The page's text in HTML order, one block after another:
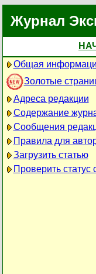
Журнал
Общая
Золотые
Адреса редакции
Содержание
Сообщения
Правила для
Загрузить статью
Проверить статус